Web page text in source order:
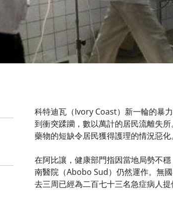
科特迪瓦（Ivory Coast）新一輪的暴
到衝突蹂躪，數以萬計的居民流離失
藥物的短缺令居民獲得護理的情況惡化。
在阿比讓，健康部門指因當地局勢不
南醫院（Abobo Sud）仍然運作。無
去三周已經為二百七十三名急症病人